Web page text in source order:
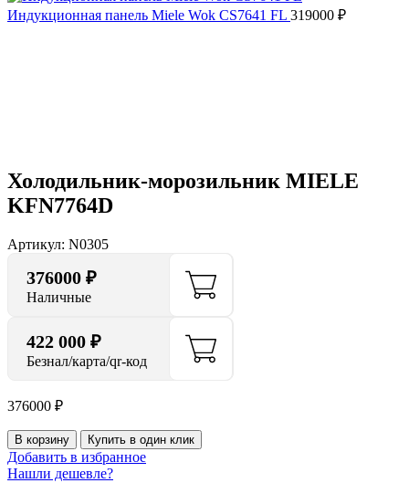
Индукционная панель Miele Wok CS7641 FL 319000 ₽
Холодильник-морозильник MIELE
KFN7764D
Артикул: N0305
376000 ₽
Наличные
422 000 ₽
Безнал/карта/qr-код
376000 ₽
В корзину Купить в один клик
Добавить в избранное
Нашли дешевле?